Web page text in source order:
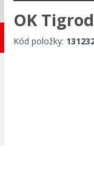
OK
Kód položky: